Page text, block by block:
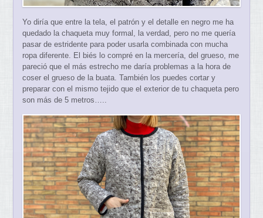
Yo diría que entre la tela, el patrón y el detalle en negro me ha
quedado la chaqueta muy formal, la verdad, pero no me quería
pasar de estridente para poder usarla combinada con mucha
ropa diferente. El biés lo compré en la mercería, del grueso, me
pareció que el más estrecho me daría problemas a la hora de
coser el grueso de la buata. También los puedes cortar y
preparar con el mismo tejido que el exterior de tu chaqueta pero
son más de 5 metros…..